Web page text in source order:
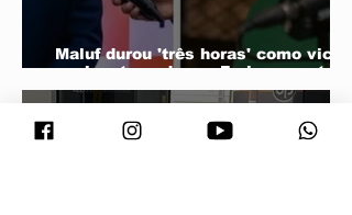
Maluf durou 'três horas' como vice;
acabou trocado por Farina em ata do
PL